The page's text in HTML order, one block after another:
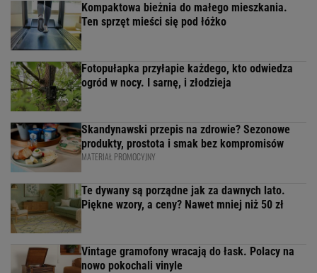
Kompaktowa bieżnia do małego mieszkania.
Ten sprzęt mieści się pod łóżko
Fotopułapka przyłapie każdego, kto odwiedza
ogród w nocy. I sarnę, i złodzieja
Skandynawski przepis na zdrowie? Sezonowe
produkty, prostota i smak bez kompromisów
MATERIAŁ PROMOCYJNY
Te dywany są porządne jak za dawnych lato.
Piękne wzory, a ceny? Nawet mniej niż 50 zł
Vintage gramofony wracają do łask. Polacy na
nowo pokochali vinyle